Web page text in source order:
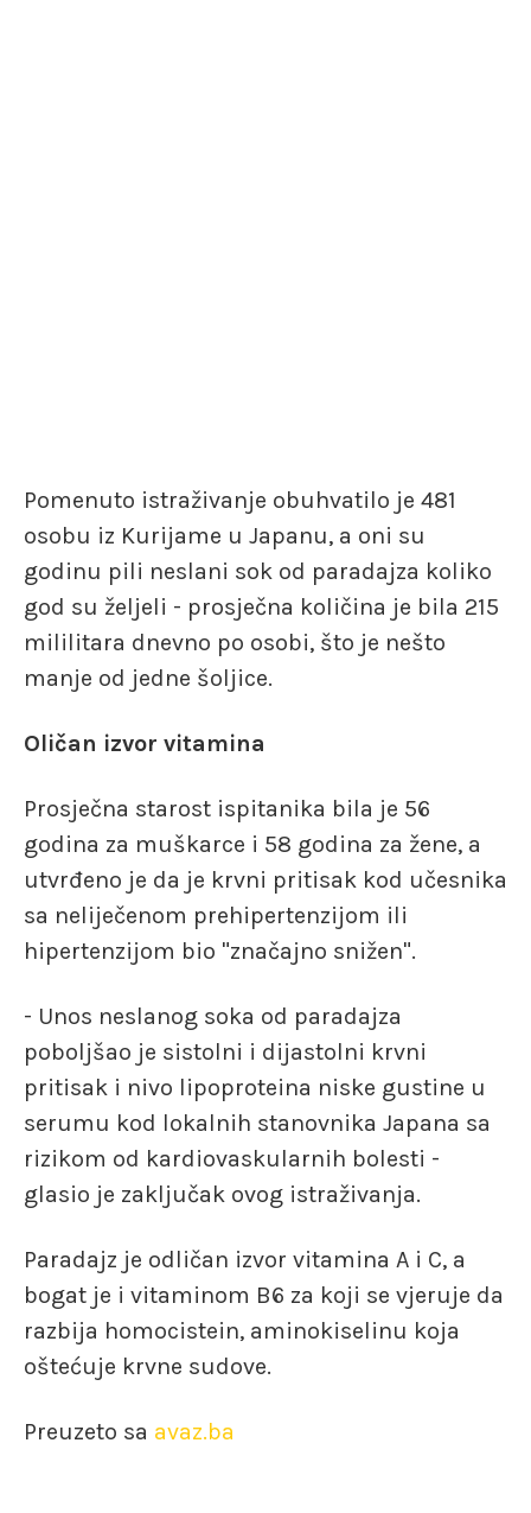
Pomenuto istraživanje obuhvatilo je 481
osobu iz Kurijame u Japanu, a oni su
godinu pili neslani sok od paradajza koliko
god su željeli - prosječna količina je bila 215
mililitara dnevno po osobi, što je nešto
manje od jedne šoljice.
Oličan izvor vitamina
Prosječna starost ispitanika bila je 56
godina za muškarce i 58 godina za žene, a
utvrđeno je da je krvni pritisak kod učesnika
sa neliječenom prehipertenzijom ili
hipertenzijom bio "značajno snižen".
- Unos neslanog soka od paradajza
poboljšao je sistolni i dijastolni krvni
pritisak i nivo lipoproteina niske gustine u
serumu kod lokalnih stanovnika Japana sa
rizikom od kardiovaskularnih bolesti -
glasio je zaključak ovog istraživanja.
Paradajz je odličan izvor vitamina A i C, a
bogat je i vitaminom B6 za koji se vjeruje da
razbija homocistein, aminokiselinu koja
oštećuje krvne sudove.
Preuzeto sa avaz.ba